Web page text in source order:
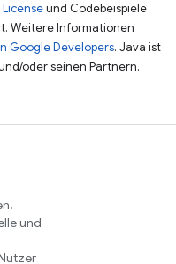
und Codebeispiele
Weitere Informationen
Google Developers. Java ist
oder seinen Partnern.
und